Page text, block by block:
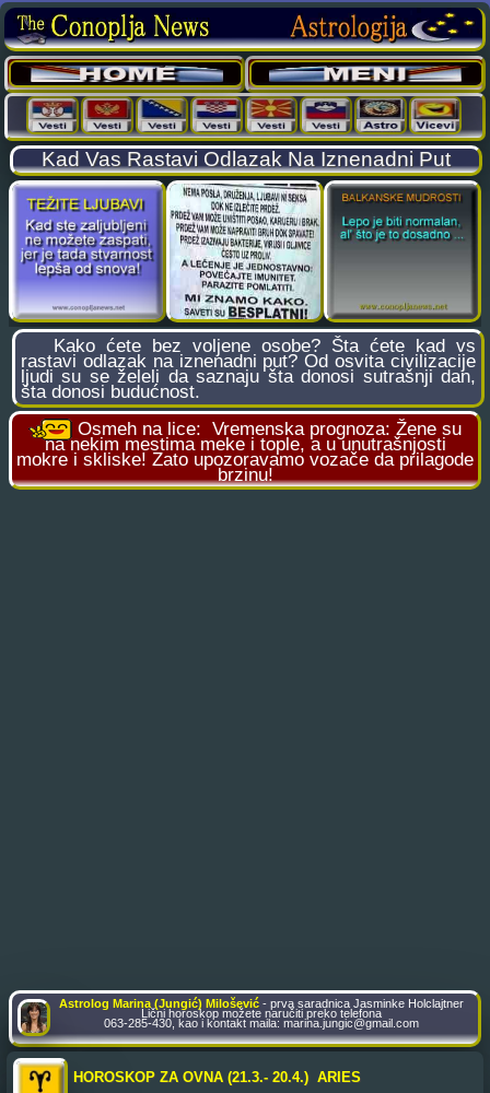
Kad Vas Rastavi Odlazak Na Iznenadni Put
Kako ćete bez voljene osobe? Šta ćete kad vs
rastavi odlazak na iznenadni put? Od osvita civilizacije
ljudi su se želeli da saznaju šta donosi sutrašnji dan,
šta donosi budućnost.
Osmeh na lice: Vremenska prognoza: Žene su
na nekim mestima meke i tople, a u unutrašnjosti
mokre i skliske! Zato upozoravamo vozače da prilagode
brzinu!
Astrolog Marina (Jungić) Milošević - prva saradnica Jasminke Holclajtner
Lični horoskop možete naručiti preko telefona
063-285-430, kao i kontakt maila: marina.jungic@gmail.com
HOROSKOP ZA OVNA (21.3.- 20.4.) ARIES